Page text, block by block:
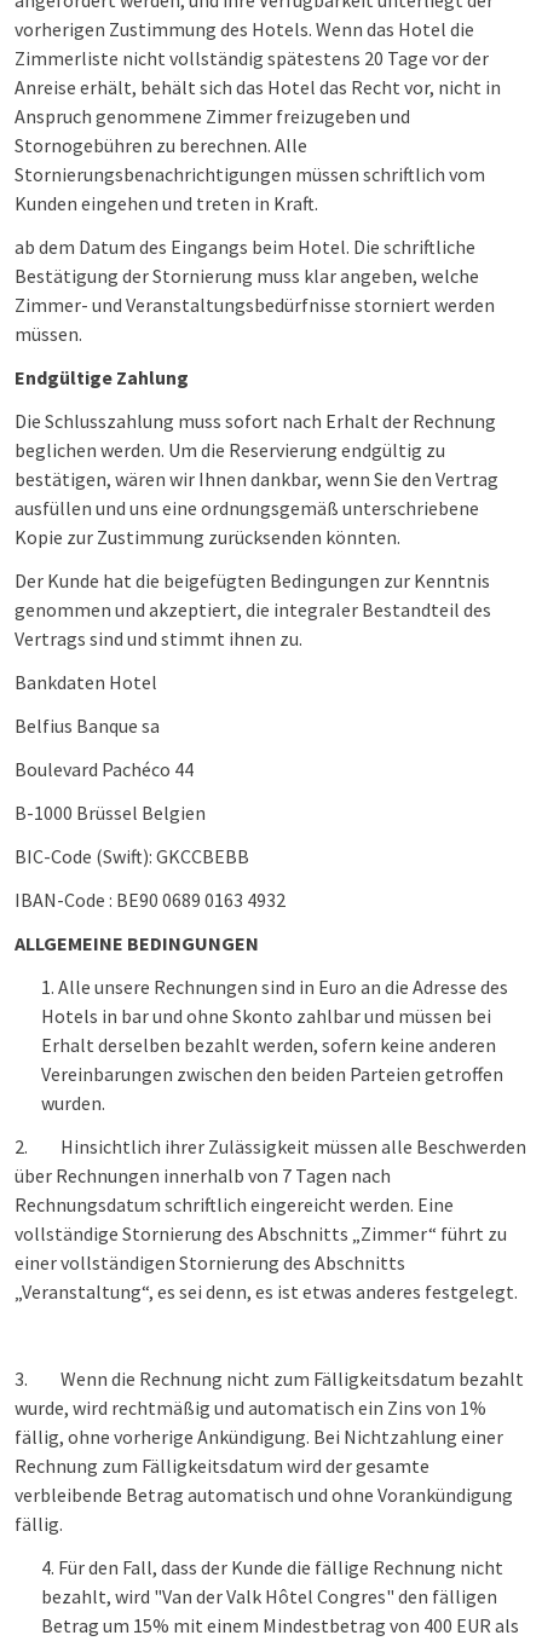
vorherigen Zustimmung des Hotels. Wenn das Hotel die
Zimmerliste nicht vollständig spätestens 20 Tage vor der
Anreise erhält, behält sich das Hotel das Recht vor, nicht in
Anspruch genommene Zimmer freizugeben und
Stornogebühren zu berechnen. Alle
Stornierungsbenachrichtigungen müssen schriftlich vom
Kunden eingehen und treten in Kraft.
ab dem Datum des Eingangs beim Hotel. Die schriftliche
Bestätigung der Stornierung muss klar angeben, welche
Zimmer- und Veranstaltungsbedürfnisse storniert werden
müssen.
Endgültige Zahlung
Die Schlusszahlung muss sofort nach Erhalt der Rechnung
beglichen werden. Um die Reservierung endgültig zu
bestätigen, wären wir Ihnen dankbar, wenn Sie den Vertrag
ausfüllen und uns eine ordnungsgemäß unterschriebene
Kopie zur Zustimmung zurücksenden könnten.
Der Kunde hat die beigefügten Bedingungen zur Kenntnis
genommen und akzeptiert, die integraler Bestandteil des
Vertrags sind und stimmt ihnen zu.
Bankdaten Hotel
Belfius Banque sa
Boulevard Pachéco 44
B-1000 Brüssel Belgien
BIC-Code (Swift): GKCCBEBB
IBAN-Code : BE90 0689 0163 4932
ALLGEMEINE BEDINGUNGEN
Alle unsere Rechnungen sind in Euro an die Adresse des
Hotels in bar und ohne Skonto zahlbar und müssen bei
Erhalt derselben bezahlt werden, sofern keine anderen
Vereinbarungen zwischen den beiden Parteien getroffen
wurden.
2. Hinsichtlich ihrer Zulässigkeit müssen alle Beschwerden
über Rechnungen innerhalb von 7 Tagen nach
Rechnungsdatum schriftlich eingereicht werden. Eine
vollständige Stornierung des Abschnitts „Zimmer“ führt zu
einer vollständigen Stornierung des Abschnitts
„Veranstaltung“, es sei denn, es ist etwas anderes festgelegt.
3. Wenn die Rechnung nicht zum Fälligkeitsdatum bezahlt
wurde, wird rechtmäßig und automatisch ein Zins von 1%
fällig, ohne vorherige Ankündigung. Bei Nichtzahlung einer
Rechnung zum Fälligkeitsdatum wird der gesamte
verbleibende Betrag automatisch und ohne Vorankündigung
fällig.
Für den Fall, dass der Kunde die fällige Rechnung nicht
bezahlt, wird "Van der Valk Hôtel Congres" den fälligen
Betrag um 15% mit einem Mindestbetrag von 400 EUR als